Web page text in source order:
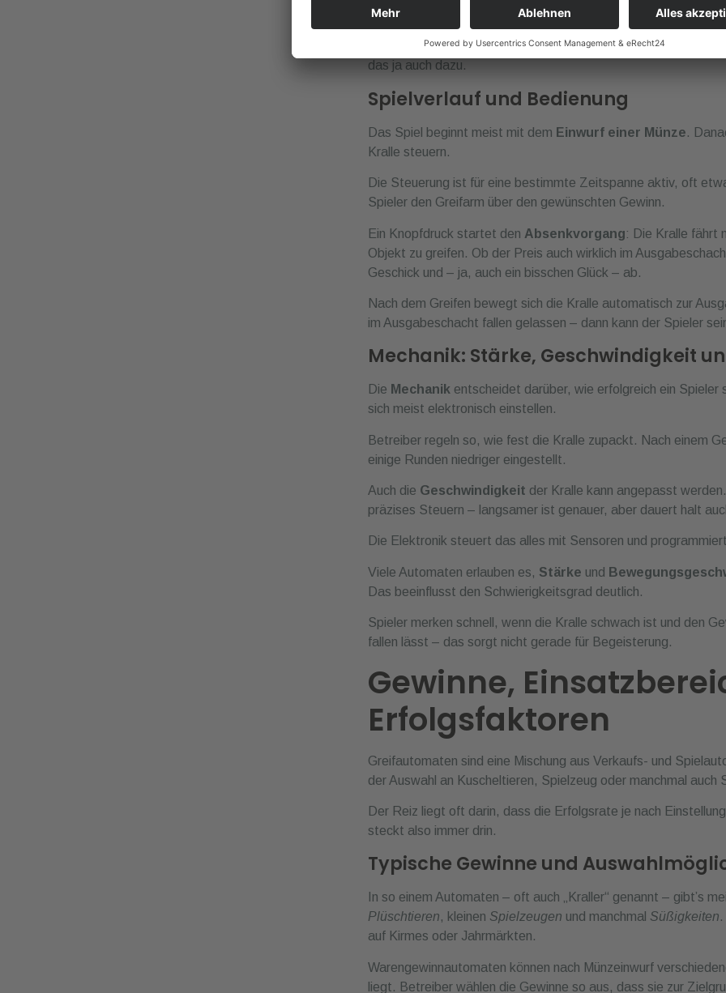
Spielverlauf und Bedienung
Das Spiel beginnt meist mit demEinwurf einer Münze
Kralle steuern.
Die Steuerung ist für eine bestimmte Zeitspanne aktiv, oft
Ein Knopfdruck startet den
Geschick und – ja, auch ein bisschen Glück – ab.
im Ausgabeschacht fallen gelassen – dann kann der Spieler
Mechanik: Stärke, Geschwindigkeit
DieMechanikentscheidet darüber, wie erfolgreich ein Spieler
sich meist elektronisch einstellen.
Betreiber regeln so, wie fest die Kralle zupackt. Nach einem
Auch dieGeschwindigkeitder Kralle kann angepasst
Die Elektronik steuert das alles mit Sensoren und
Viele Automaten erlauben es,Stärkeund
Das beeinflusst den Schwierigkeitsgrad deutlich.
Spieler merken schnell, wenn die Kralle schwach ist und den
Gewinne,
Erfolgsfaktoren
Greifautomaten sind eine Mischung aus Verkaufs- und
der Auswahl an Kuscheltieren, Spielzeug oder manchmal auch
Der Reiz liegt oft darin, dass die Erfolgsrate je nach
Typische Gewinne und
In so einem Automaten – oft auch „Kraller“ genannt – gibt’s
Plüschtieren, kleinenSpielzeugen
auf Kirmes oder Jahrmärkten.
liegt. Betreiber wählen die Gewinne so aus, dass sie zur
Marken-Kuscheltiere, Filmfiguren oder limitierte Editionen
Die Auswahl beeinflusst denUmsatzdeutlich – attraktive